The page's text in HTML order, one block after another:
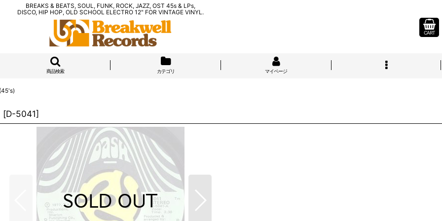
BREAKS & BEATS, SOUL, FUNK, ROCK, JAZZ, OST 45s & LPs,
DISCO, HIP HOP, OLD SCHOOL ELECTRO 12" FOR VINTAGE VINYL.
CART
商品検索 カテゴリ マイページ
[D-5041]